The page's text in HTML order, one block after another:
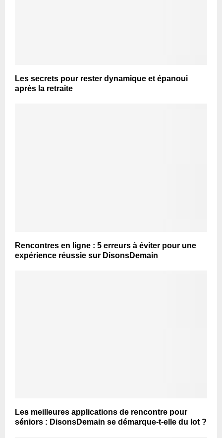
Les secrets pour rester dynamique et épanoui
après la retraite
Rencontres en ligne : 5 erreurs à éviter pour une
expérience réussie sur DisonsDemain
Les meilleures applications de rencontre pour
séniors : DisonsDemain se démarque-t-elle du lot ?